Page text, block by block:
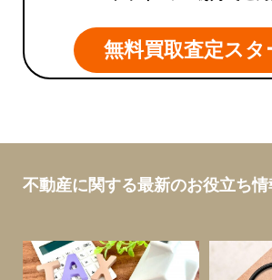
無料買取査定スタ
不動産に関する最新のお役立ち情